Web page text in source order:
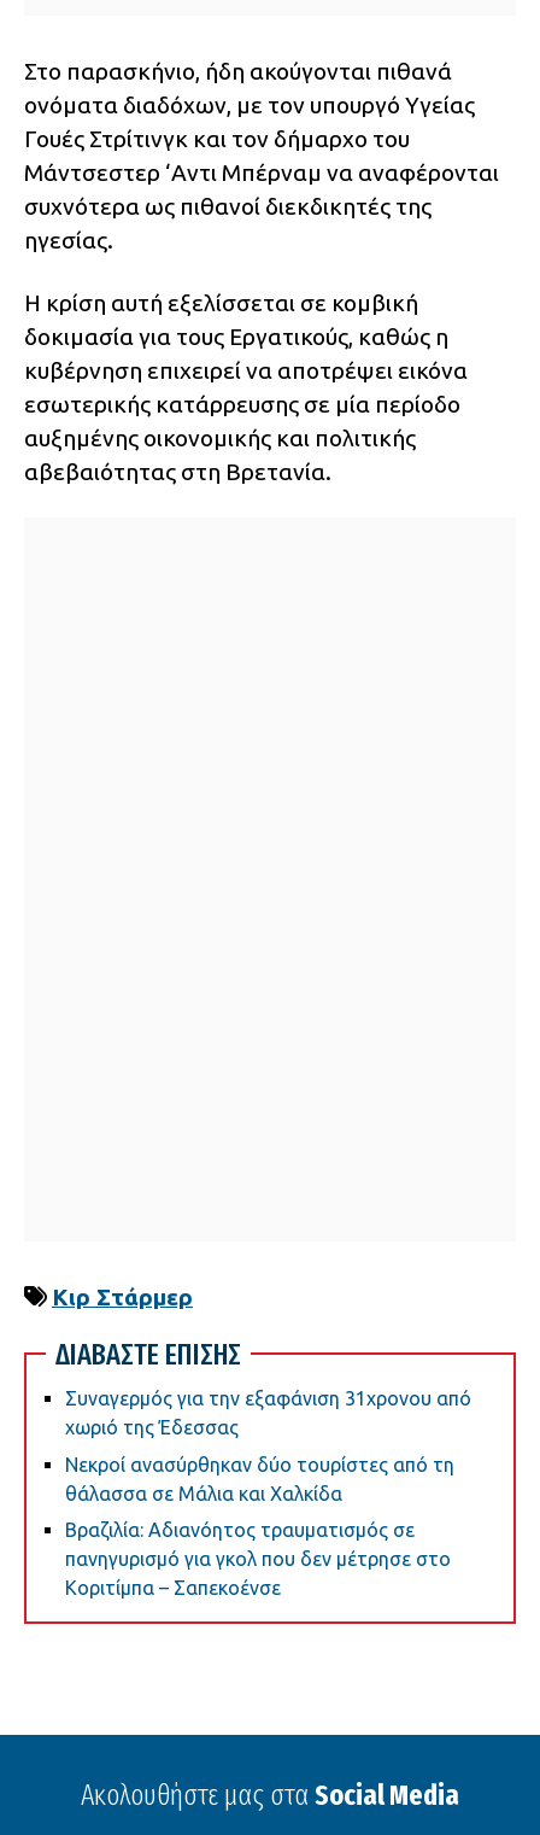
Στο παρασκήνιο, ήδη ακούγονται πιθανά
ονόματα διαδόχων, με τον υπουργό Υγείας
Γουές Στρίτινγκ και τον δήμαρχο του
Μάντσεστερ ‘Αντι Μπέρναμ να αναφέρονται
συχνότερα ως πιθανοί διεκδικητές της
ηγεσίας.
Η κρίση αυτή εξελίσσεται σε κομβική
δοκιμασία για τους Εργατικούς, καθώς η
κυβέρνηση επιχειρεί να αποτρέψει εικόνα
εσωτερικής κατάρρευσης σε μία περίοδο
αυξημένης οικονομικής και πολιτικής
αβεβαιότητας στη Βρετανία.
Κιρ Στάρμερ
ΔΙΑΒΑΣΤΕ ΕΠΙΣΗΣ
Συναγερμός για την εξαφάνιση 31χρονου από
χωριό της Έδεσσας
Νεκροί ανασύρθηκαν δύο τουρίστες από τη
θάλασσα σε Μάλια και Χαλκίδα
Βραζιλία: Αδιανόητος τραυματισμός σε
πανηγυρισμό για γκολ που δεν μέτρησε στο
Κοριτίμπα – Σαπεκοένσε
Ακολουθήστε μας στα Social Media